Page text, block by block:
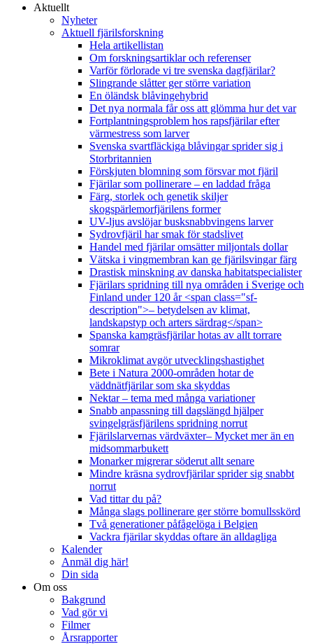
Aktuellt
Nyheter
Aktuell fjärilsforskning
Hela artikellistan
Om forskningsartiklar och referenser
Varför förlorade vi tre svenska dagfjärilar?
Slingrande slåtter ger större variation
En öländsk blåvingehybrid
Det nya normala får oss att glömma hur det var
Fortplantningsproblem hos rapsfjärilar efter
värmestress som larver
Svenska svartfläckiga blåvingar sprider sig i
Storbritannien
Förskjuten blomning som försvar mot fjäril
Fjärilar som pollinerare – en laddad fråga
Färg, storlek och genetik skiljer
skogspärlemorfjärilens former
UV-ljus avslöjar busksnabbvingens larver
Sydrovfjäril har smak för stadslivet
Handel med fjärilar omsätter miljontals dollar
Vätska i vingmembran kan ge fjärilsvingar färg
Drastisk minskning av danska habitatspecialister
Fjärilars spridning till nya områden i Sverige och
Finland under 120 år <span class="sf-
description">– betydelsen av klimat,
landskapstyp och arters särdrag</span>
Spanska kamgräsfjärilar hotas av allt torrare
somrar
Mikroklimat avgör utvecklingshastighet
Bete i Natura 2000-områden hotar de
väddnätfjärilar som ska skyddas
Nektar – tema med många variationer
Snabb anpassning till dagslängd hjälper
svingelgräsfjärilens spridning norrut
Fjärilslarvernas värdväxter– Mycket mer än en
midsommarbukett
Monarker migrerar söderut allt senare
Mindre kräsna sydrovfjärilar sprider sig snabbt
norrut
Vad tittar du på?
Många slags pollinerare ger större bomullsskörd
Två generationer påfågelöga i Belgien
Vackra fjärilar skyddas oftare än alldagliga
Kalender
Anmäl dig här!
Din sida
Om oss
Bakgrund
Vad gör vi
Filmer
Årsrapporter